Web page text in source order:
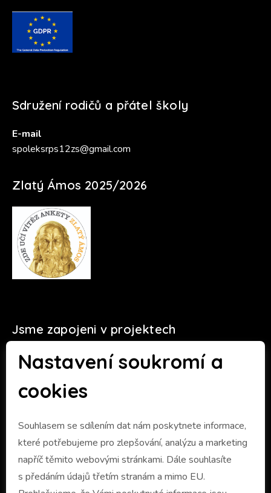
Nastavení soukromí a
cookies
Souhlasem se sdílením dat nám poskytnete informace,
které potřebujeme pro zlepšování, analýzu a marketing
napříč těmito webovými stránkami. Dále souhlasíte
s předáním údajů třetím stranám a mimo EU.
Sdružení rodičů a přátel školy
E-mail
spoleksrps12zs@gmail.com
Zlatý Ámos 2025/2026
Jsme zapojeni v projektech